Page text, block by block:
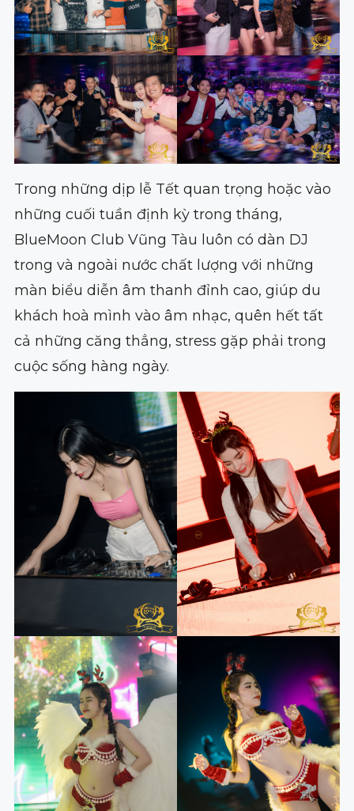
Trong những dịp lễ Tết quan trọng hoặc vào
những cuối tuần định kỳ trong tháng,
BlueMoon Club Vũng Tàu luôn có dàn DJ
trong và ngoài nước chất lượng với những
màn biểu diễn âm thanh đỉnh cao, giúp du
khách hoà mình vào âm nhạc, quên hết tất
cả những căng thẳng, stress gặp phải trong
cuộc sống hàng ngày.